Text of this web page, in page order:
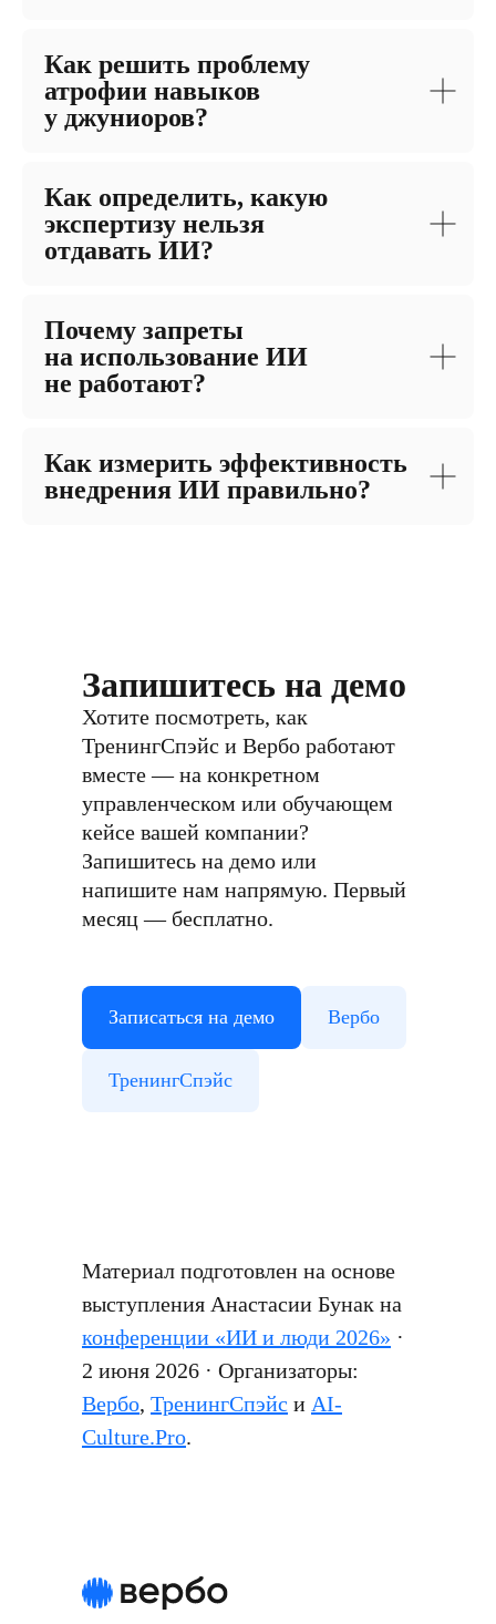
Как решить проблему
атрофии навыков
у джуниоров?
Как определить, какую
экспертизу нельзя
отдавать ИИ?
Почему запреты
на использование ИИ
не работают?
Как измерить эффективность
внедрения ИИ правильно?
Запишитесь на демо
Хотите посмотреть, как
ТренингСпэйс и Вербо работают
вместе — на конкретном
управленческом или обучающем
кейсе вашей компании?
Запишитесь на демо или
напишите нам напрямую. Первый
месяц — бесплатно.
Записаться на демо Вербо
ТренингСпэйс
Материал подготовлен на основе
выступления Анастасии Бунак на
конференции «ИИ и люди 2026» ·
2 июня 2026 · Организаторы:
Вербо, ТренингСпэйс и AI-
Culture.Pro.